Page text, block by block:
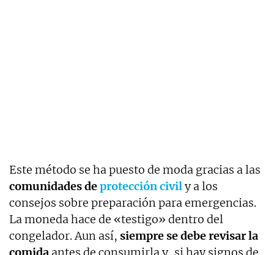
Este método se ha puesto de moda gracias a las
comunidades deprotección civil y a los
consejos sobre preparación para emergencias.
La moneda hace de «testigo» dentro del
congelador. Aun así, siempre se debe revisar la
comida antes de consumirla y, si hay signos de